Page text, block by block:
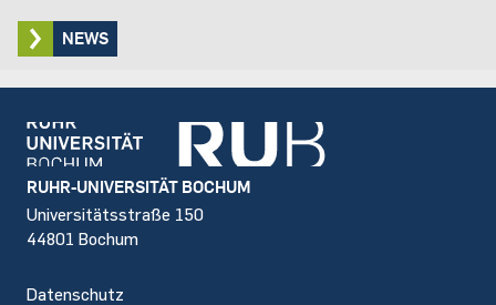
NEWS
Footer
RUHR-UNIVERSITÄT BOCHUM
Universitätsstraße 150
44801 Bochum
Datenschutz